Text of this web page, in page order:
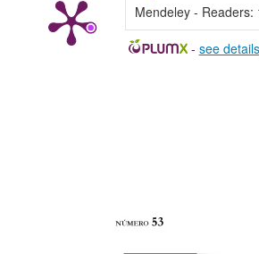
Mendeley - Readers:
- see details